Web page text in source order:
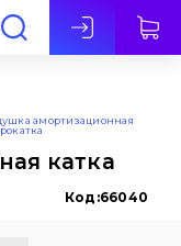
амортизационная
катка
Код:66040